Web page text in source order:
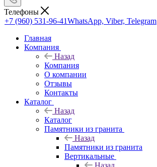
Телефоны
+7 (960) 531-96-41WhatsApp, Viber, Telegram
Главная
Компания
Назад
Компания
О компании
Отзывы
Контакты
Каталог
Назад
Каталог
Памятники из гранита
Назад
Памятники из гранита
Вертикальные
Назад